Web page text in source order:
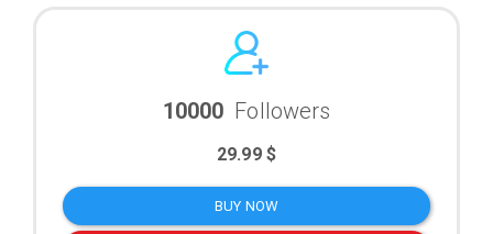
10000 Followers
29.99 $
BUY NOW